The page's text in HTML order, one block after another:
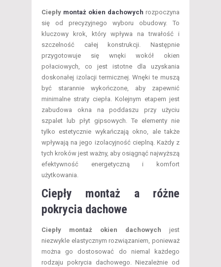
Ciepły montaż okien dachowych rozpoczyna
się od precyzyjnego wyboru obudowy. To
kluczowy krok, który wpływa na trwałość i
szczelność całej konstrukcji. Następnie
przygotowuje się wnęki wokół okien
połaciowych, co jest istotne dla uzyskania
doskonałej izolacji termicznej. Wnęki te muszą
być starannie wykończone, aby zapewnić
minimalne straty ciepła. Kolejnym etapem jest
zabudowa okna na poddaszu przy użyciu
szpalet lub płyt gipsowych. Te elementy nie
tylko estetycznie wykańczają okno, ale także
wpływają na jego izolacyjność cieplną. Każdy z
tych kroków jest ważny, aby osiągnąć najwyższą
efektywność energetyczną i komfort
użytkowania.
Ciepły montaż a różne
pokrycia dachowe
Ciepły montaż okien dachowych jest
niezwykle elastycznym rozwiązaniem, ponieważ
można go dostosować do niemal każdego
rodzaju pokrycia dachowego. Niezależnie od